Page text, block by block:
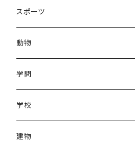
スポーツ
動物
学問
学校
建物